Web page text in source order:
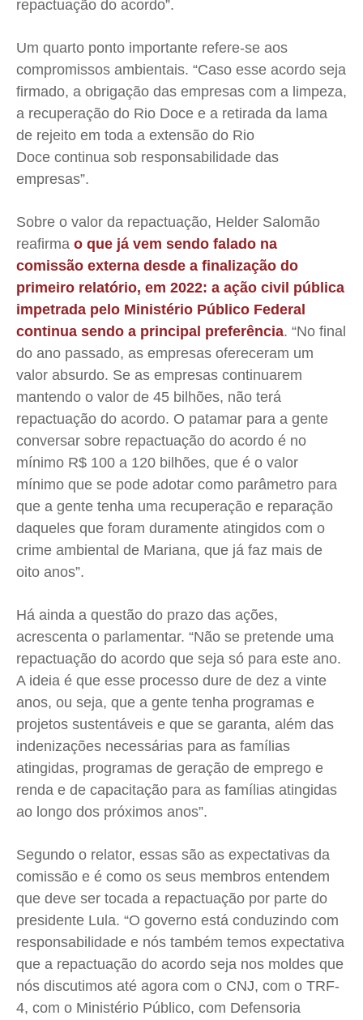
repactuação do acordo”.
Um quarto ponto importante refere-se aos
compromissos ambientais. “Caso esse acordo seja
firmado, a obrigação das empresas com a limpeza,
a recuperação do Rio Doce e a retirada da lama
de rejeito em toda a extensão do Rio
Doce continua sob responsabilidade das
empresas”.
Sobre o valor da repactuação, Helder Salomão
reafirma o que já vem sendo falado na
comissão externa desde a finalização do
primeiro relatório, em 2022: a ação civil pública
impetrada pelo Ministério Público Federal
continua sendo a principal preferência. “No final
do ano passado, as empresas ofereceram um
valor absurdo. Se as empresas continuarem
mantendo o valor de 45 bilhões, não terá
repactuação do acordo. O patamar para a gente
conversar sobre repactuação do acordo é no
mínimo R$ 100 a 120 bilhões, que é o valor
mínimo que se pode adotar como parâmetro para
que a gente tenha uma recuperação e reparação
daqueles que foram duramente atingidos com o
crime ambiental de Mariana, que já faz mais de
oito anos”.
Há ainda a questão do prazo das ações,
acrescenta o parlamentar. “Não se pretende uma
repactuação do acordo que seja só para este ano.
A ideia é que esse processo dure de dez a vinte
anos, ou seja, que a gente tenha programas e
projetos sustentáveis e que se garanta, além das
indenizações necessárias para as famílias
atingidas, programas de geração de emprego e
renda e de capacitação para as famílias atingidas
ao longo dos próximos anos”.
Segundo o relator, essas são as expectativas da
comissão e é como os seus membros entendem
que deve ser tocada a repactuação por parte do
presidente Lula. “O governo está conduzindo com
responsabilidade e nós também temos expectativa
que a repactuação do acordo seja nos moldes que
nós discutimos até agora com o CNJ, com o TRF-
4, com o Ministério Público, com Defensoria